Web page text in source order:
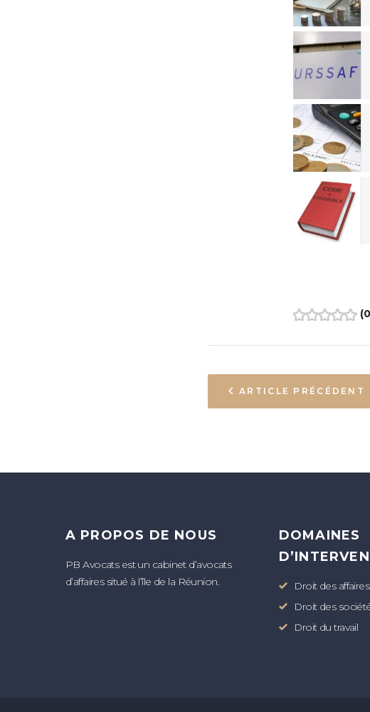
(
ARTICLE PRÉCÉDENT
A PROPOS DE NOUS
PB Avocats est un cabinet d’avocats
d’affaires situé à l’île de la Réunion.
DOMAINES
Droit des affaires
Droit des
Droit du travail